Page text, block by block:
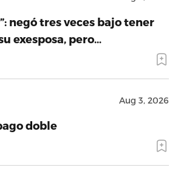
negó tres veces bajo tener
exesposa, pero…
Aug 3, 2026
doble